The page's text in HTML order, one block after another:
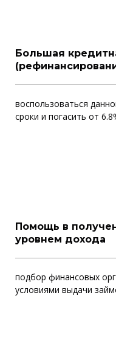
Большая
воспользоваться
сроки и погасить от
Помощь в
уровнем дохода
подбор финансовых
условиями выдачи